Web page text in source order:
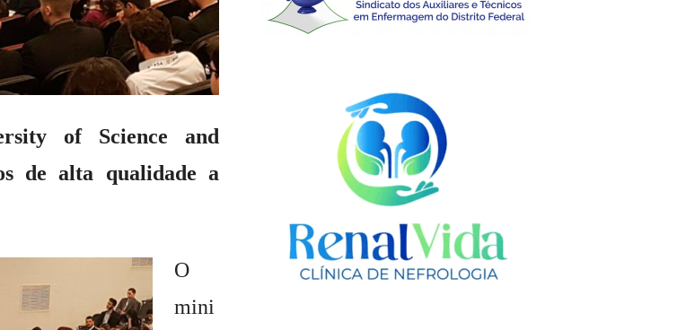
of Science and
de alta qualidade a
O
mini